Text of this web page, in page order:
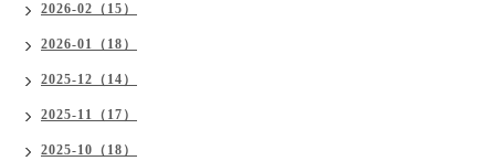
2026-02（15）
2026-01（18）
2025-12（14）
2025-11（17）
2025-10（18）